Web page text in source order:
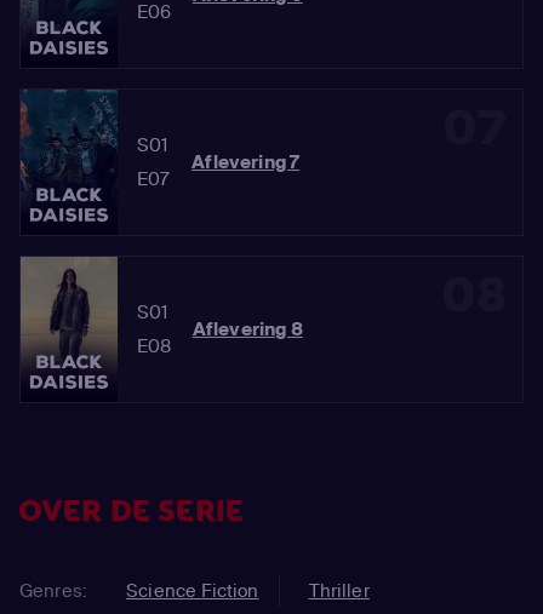
E06
S01
E07
Aflevering 7
S01
E08
Aflevering 8
OVER DE SERIE
Genres: Science Fiction Thriller